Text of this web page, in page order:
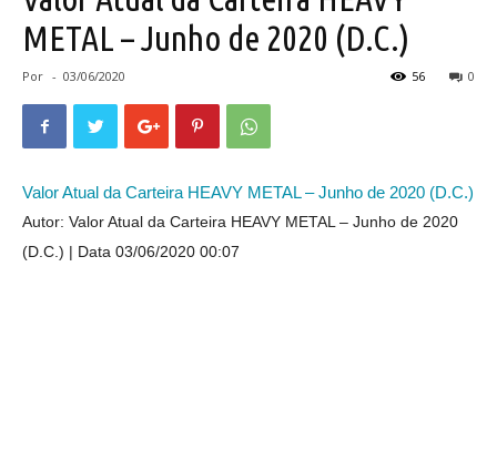
METAL – Junho de 2020 (D.C.)
Por - 03/06/2020 0
56
Valor Atual da Carteira HEAVY METAL – Junho de 2020 (D.C.)
Autor: Valor Atual da Carteira HEAVY METAL – Junho de 2020
(D.C.)
Data 03/06/2020 00:07